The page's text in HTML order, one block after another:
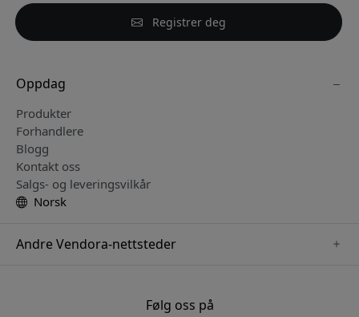
Registrer deg
Oppdag
Produkter
Forhandlere
Blogg
Kontakt oss
Salgs- og leveringsvilkår
Norsk
Andre Vendora-nettsteder
Følg oss på